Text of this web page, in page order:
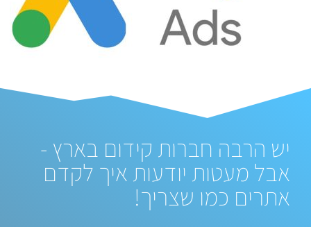
יש הרבה חברות קידום בארץ -
אבל מעטות יודעות איך לקדם
אתרים כמו שצריך!